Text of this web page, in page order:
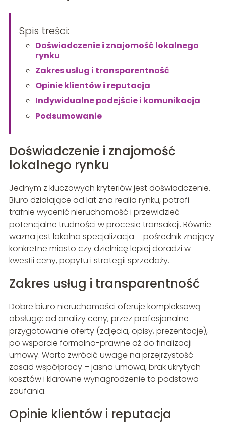
Spis treści:
Doświadczenie i znajomość lokalnego
rynku
Zakres usług i transparentność
Opinie klientów i reputacja
Indywidualne podejście i komunikacja
Podsumowanie
Doświadczenie i znajomość
lokalnego rynku
Jednym z kluczowych kryteriów jest doświadczenie.
Biuro działające od lat zna realia rynku, potrafi
trafnie wycenić nieruchomość i przewidzieć
potencjalne trudności w procesie transakcji. Równie
ważna jest lokalna specjalizacja – pośrednik znający
konkretne miasto czy dzielnicę lepiej doradzi w
kwestii ceny, popytu i strategii sprzedaży.
Zakres usług i transparentność
Dobre biuro nieruchomości oferuje kompleksową
obsługę: od analizy ceny, przez profesjonalne
przygotowanie oferty (zdjęcia, opisy, prezentacje),
po wsparcie formalno-prawne aż do finalizacji
umowy. Warto zwrócić uwagę na przejrzystość
zasad współpracy – jasna umowa, brak ukrytych
kosztów i klarowne wynagrodzenie to podstawa
zaufania.
Opinie klientów i reputacja